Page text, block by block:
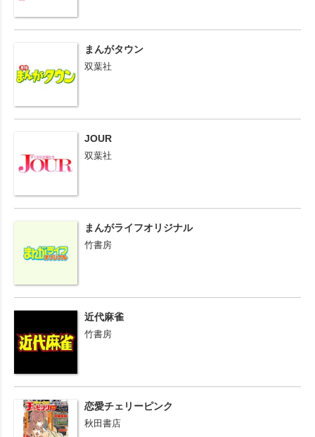
まんがタウン
双葉社
JOUR
双葉社
まんがライフオリジナル
竹書房
近代麻雀
竹書房
恋愛チェリーピンク
秋田書店